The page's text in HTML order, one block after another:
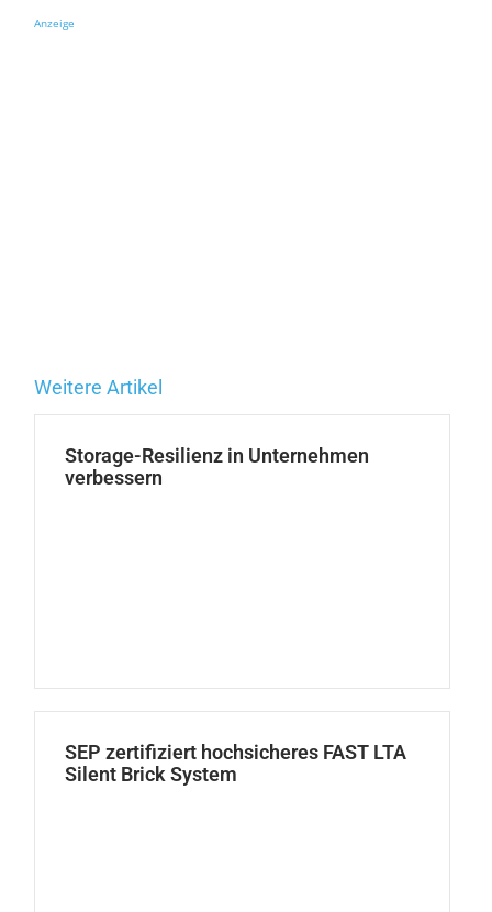
Anzeige
Weitere Artikel
Storage-Resilienz in Unternehmen
verbessern
SEP zertifiziert hochsicheres FAST LTA
Silent Brick System